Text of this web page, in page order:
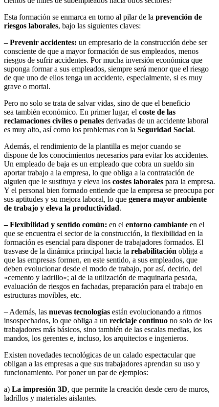
Esta formación se enmarca en torno al pilar de la prevención de
riesgos laborales, bajo las siguientes claves:
– Prevenir accidentes: un empresario de la construcción debe ser
consciente de que a mayor formación de sus empleados, menos
riesgos de sufrir accidentes. Por mucha inversión económica que
suponga formar a sus empleados, siempre será menor que el riesgo
de que uno de ellos tenga un accidente, especialmente, si es muy
grave o mortal.
Pero no solo se trata de salvar vidas, sino de que el beneficio
sea también económico. En primer lugar, el coste de las
reclamaciones civiles o penales derivadas de un accidente laboral
es muy alto, así como los problemas con la Seguridad Social.
Además, el rendimiento de la plantilla es mejor cuando se
dispone de los conocimientos necesarios para evitar los accidentes.
Un empleado de baja es un empleado que cobra un sueldo sin
aportar trabajo a la empresa, lo que obliga a la contratación de
alguien que le sustituya y eleva los costes laborales para la empresa.
Y el personal bien formado entiende que la empresa se preocupa por
sus aptitudes y su mejora laboral, lo que genera mayor ambiente
de trabajo y eleva la productividad.
– Flexibilidad y sentido común: en el entorno cambiante en el
que se encuentra el sector de la construcción, la flexibilidad en la
formación es esencial para disponer de trabajadores formados. El
trasvase de la dinámica principal hacia la rehabilitación obliga a
que las empresas formen, en este sentido, a sus empleados, que
deben evolucionar desde el modo de trabajo, por así, decirlo, del
«cemento y ladrillo»; al de la utilización de maquinaria pesada,
evaluación de riesgos en fachadas, preparación para el trabajo en
estructuras movibles, etc.
– Además, las nuevas tecnologías están evolucionando a ritmos
insospechados, lo que obliga a un reciclaje continuo no solo de los
trabajadores más básicos, sino también de las escalas medias, los
mandos, los gerentes e, incluso, los arquitectos e ingenieros.
Existen novedades tecnológicas de un calado espectacular que
obligan a las empresas a que sus trabajadores aprendan su uso y
funcionamiento. Por poner un par de ejemplos:
a) La impresión 3D, que permite la creación desde cero de muros,
ladrillos y materiales aislantes.